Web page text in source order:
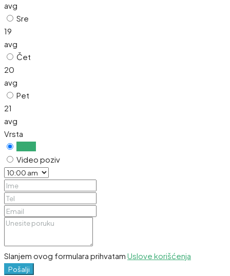
avg
Sre
19
avg
Čet
20
avg
Pet
21
avg
Vrsta
Video poziv
Slanjem ovog formulara prihvatam Uslove korišćenja
Pošalji